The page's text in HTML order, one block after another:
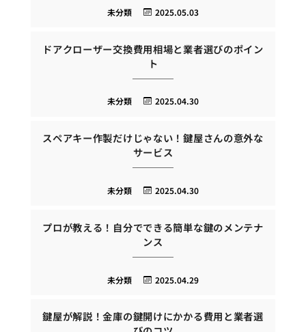
2025.05.03
未分類
ドアクローザー交換費用相場と業者選びのポイン
ト
2025.04.30
未分類
スペアキー作製だけじゃない！鍵屋さんの意外な
サービス
2025.04.30
未分類
プロが教える！自分でできる簡単な鍵のメンテナ
ンス
2025.04.29
未分類
鍵屋が解説！金庫の鍵開けにかかる費用と業者選